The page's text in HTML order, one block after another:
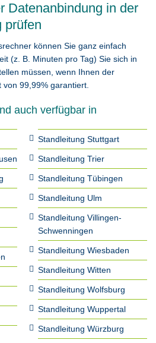
Datenanbindung in der
prüfen
können Sie ganz einfach
(z. B. Minuten pro Tag) Sie sich in
müssen, wenn Ihnen der
99,99% garantiert.
auch verfügbar in
Standleitung Stuttgart
Standleitung Trier
Standleitung Tübingen
Standleitung Ulm
Standleitung Villingen-
Schwenningen
Standleitung Wiesbaden
Standleitung Witten
Standleitung Wolfsburg
Standleitung Wuppertal
Standleitung Würzburg